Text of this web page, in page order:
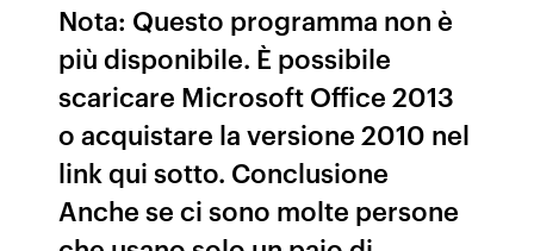
Nota: Questo programma non è
più disponibile. È possibile
scaricare Microsoft Office 2013
o acquistare la versione 2010 nel
link qui sotto. Conclusione
Anche se ci sono molte persone